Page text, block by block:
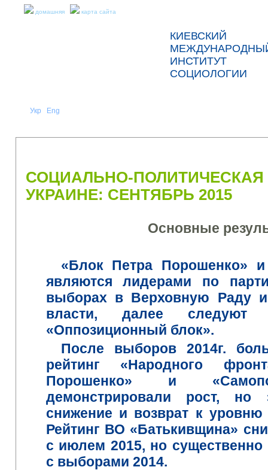
домашняя карта сайта
КИЕВСКИЙ
ИНСТИТУТ
СОЦИОЛОГИИ
Укр Eng
СОЦИАЛЬНО-ПОЛИТИЧЕСКАЯ
УКРАИНЕ: СЕНТЯБРЬ 2015
Основные
«Блок Петра Порошенко» и
являются лидерами
по
выборах в Верховную Раду и
власти,
далее следуют
«Оппозиционный блок».
После
выборов 2014г.
рейтинг
«Народного
Порошенко» и «
демонстрировали рост, но
снижение и возврат к уровню
Рейтинг ВО «Батькивщина»
с июлем 2015, но существенно
с выборами 2014.